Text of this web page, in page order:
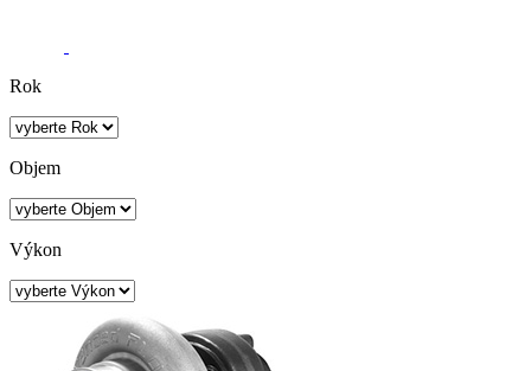
Rok
Objem
Výkon